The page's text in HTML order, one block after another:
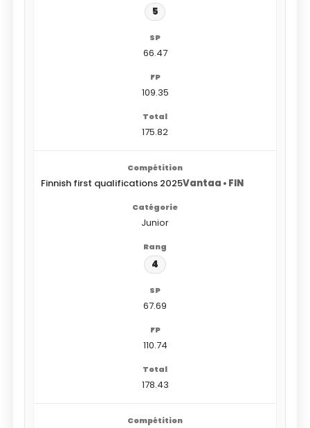
5
66.47
109.35
175.82
Finnish first qualifications 2025Vantaa • FIN
Junior
4
67.69
110.74
178.43